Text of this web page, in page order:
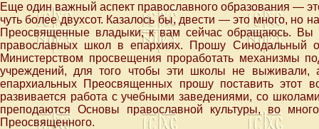
Еще один важный аспект православного образования —
чуть более двухсот. Казалось бы, двести — это много, но
Преосвященные владыки, к вам сейчас обращаюсь. Вы
православных школ в епархиях. Прошу Синодальный
Министерством просвещения проработать механизмы
учреждений, для того чтобы эти школы не выживали,
епархиальных Преосвященных прошу поставить этот
развивается работа с учебными заведениями, со
преподаются Основы православной культуры, во
Преосвященного.